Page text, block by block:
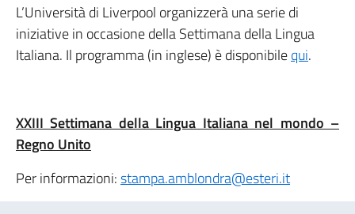
L’Università di Liverpool organizzerà una serie di
iniziative in occasione della Settimana della Lingua
Italiana. Il programma (in inglese) è disponibilequi.
XXIII Settimana della Lingua Italiana nel mondo –
Regno Unito
Per informazioni:stampa.amblondra@esteri.it